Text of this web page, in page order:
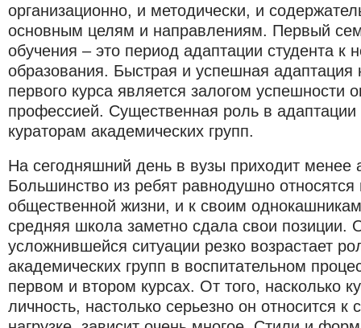
организационно, и методически, и
основным целям и направлениям. Первый
обучения – это период адаптации студента к
образования. Быстрая и успешная адаптация
первого курса является залогом успешности
профессией. Существенная роль в адаптации
кураторам академических групп.
На сегодняшний день в вузы приходит менее
Большинство из ребят равнодушно относятся
общественной жизни, и к своим
средняя школа заметно сдала свои позиции.
усложнившейся ситуации резко возрастает
академических групп в воспитательном
первом и втором курсах. От того, насколько
личность, настолько серьезно он относится к